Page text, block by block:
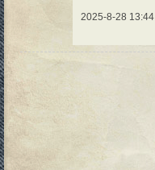
2025-8-28 13:44